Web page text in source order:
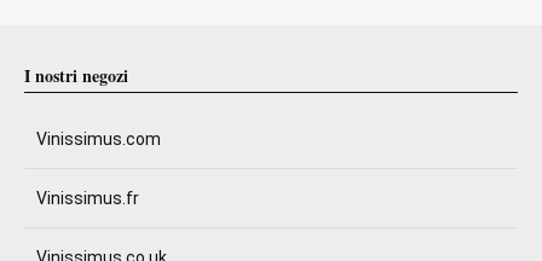
I nostri negozi
Vinissimus.com
Vinissimus.fr